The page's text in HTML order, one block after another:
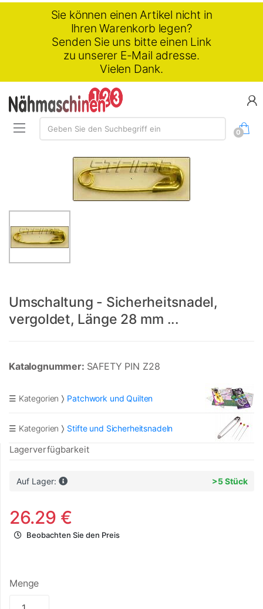
Sie können einen Artikel nicht in
Ihren Warenkorb legen?
Senden Sie uns bitte einen Link
zu unserer E-Mail adresse.
Vielen Dank.
Suchen:
Geben Sie den Suchbegriff ein
0
Umschaltung - Sicherheitsnadel,
vergoldet, Länge 28 mm ...
Katalognummer: SAFETY PIN Z28
☰ Kategorien Patchwork und Quilten
☰ Kategorien Stifte und Sicherheitsnadeln
Lagerverfügbarkeit
Auf Lager: >5 Stück
26.29 €
Beobachten Sie den Preis
Menge